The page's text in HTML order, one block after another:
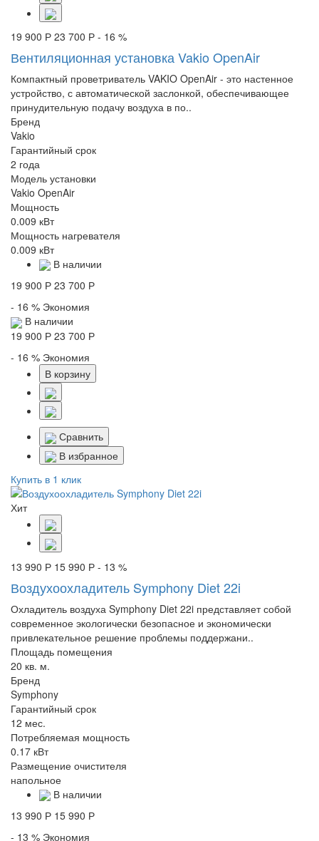
19 900 Р 23 700 Р - 16 %
Вентиляционная установка Vakio OpenAir
Компактный проветриватель VAKIO OpenAir - это настенное
устройство, с автоматической заслонкой, обеспечивающее
принудительную подачу воздуха в по..
Бренд
Vakio
Гарантийный срок
2 года
Модель установки
Vakio OpenAir
Мощность
0.009 кВт
Мощность нагревателя
0.009 кВт
В наличии
19 900 Р 23 700 Р
- 16 % Экономия
В наличии
19 900 Р 23 700 Р
- 16 % Экономия
В корзину
Сравнить
В избранное
Купить в 1 клик
Хит
13 990 Р 15 990 Р - 13 %
Воздухоохладитель Symphony Diet 22i
Охладитель воздуха Symphony Diet 22i представляет собой
современное экологически безопасное и экономически
привлекательное решение проблемы поддержани..
Площадь помещения
20 кв. м.
Бренд
Symphony
Гарантийный срок
12 мес.
Потребляемая мощность
0.17 кВт
Размещение очистителя
напольное
В наличии
13 990 Р 15 990 Р
- 13 % Экономия